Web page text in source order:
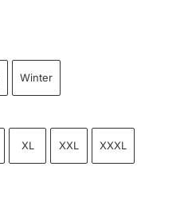
Winter
XL XXL XXXL